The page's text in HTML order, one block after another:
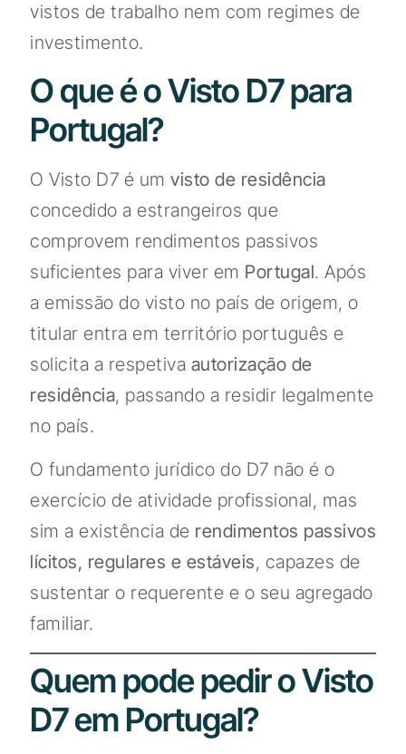
vistos de trabalho nem com regimes de
investimento.
O que é o Visto D7 para
Portugal?
O Visto D7 é um visto de residência
concedido a estrangeiros que
comprovem rendimentos passivos
suficientes para viver em Portugal. Após
a emissão do visto no país de origem, o
titular entra em território português e
solicita a respetiva autorização de
residência, passando a residir legalmente
no país.
O fundamento jurídico do D7 não é o
exercício de atividade profissional, mas
sim a existência de rendimentos passivos
lícitos, regulares e estáveis, capazes de
sustentar o requerente e o seu agregado
familiar.
Quem pode pedir o Visto
D7 em Portugal?